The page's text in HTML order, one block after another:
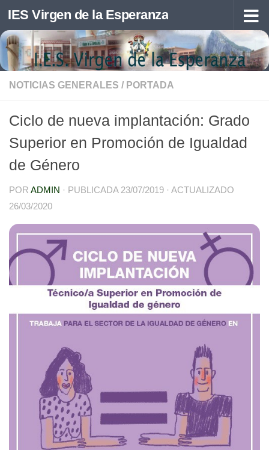
Saltar al contenido
IES Virgen de la Esperanza
NOTICIAS GENERALES / PORTADA
Ciclo de nueva implantación: Grado
Superior en Promoción de Igualdad
de Género
POR ADMIN · PUBLICADA 23/07/2019 · ACTUALIZADO
26/03/2020